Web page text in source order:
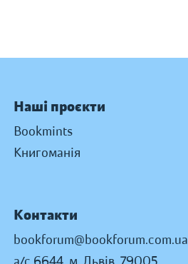
Наші проєкти
Bookmints
Книгоманія
Контакти
bookforum@bookforum.com.ua